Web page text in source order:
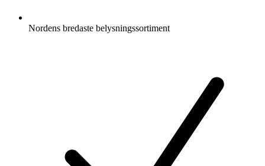
Nordens bredaste belysningssortiment